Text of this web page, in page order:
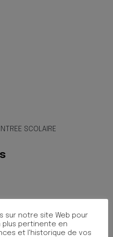
SCOLAIRE
sur notre site Web pour
plus pertinente en
et l'historique de vos